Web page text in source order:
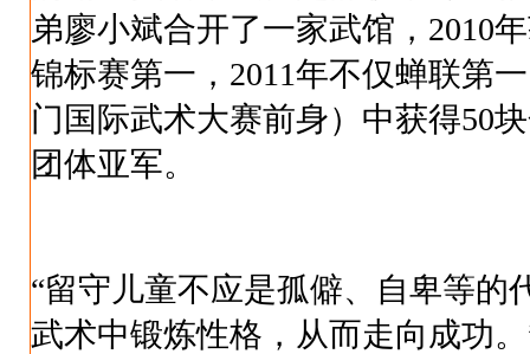
弟廖小斌合开了一家武馆，2010
锦标赛第一，2011年不仅蝉联第
门国际武术大赛前身）中获得50
团体亚军。
“留守儿童不应是孤僻、自卑等的
武术中锻炼性格，从而走向成功